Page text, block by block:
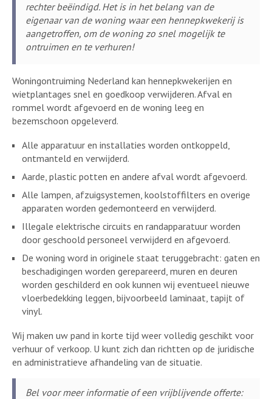
rechter beëindigd. Het is in het belang van de
eigenaar van de woning waar een hennepkwekerij is
aangetroffen, om de woning zo snel mogelijk te
ontruimen en te verhuren!
Woningontruiming Nederland kan hennepkwekerijen en
wietplantages snel en goedkoop verwijderen. Afval en
rommel wordt afgevoerd en de woning leeg en
bezemschoon opgeleverd.
Alle apparatuur en installaties worden ontkoppeld,
ontmanteld en verwijderd.
Aarde, plastic potten en andere afval wordt afgevoerd.
Alle lampen, afzuigsystemen, koolstoffilters en overige
apparaten worden gedemonteerd en verwijderd.
Illegale elektrische circuits en randapparatuur worden
door geschoold personeel verwijderd en afgevoerd.
De woning word in originele staat teruggebracht: gaten en
beschadigingen worden gerepareerd, muren en deuren
worden geschilderd en ook kunnen wij eventueel nieuwe
vloerbedekking leggen, bijvoorbeeld laminaat, tapijt of
vinyl.
Wij maken uw pand in korte tijd weer volledig geschikt voor
verhuur of verkoop. U kunt zich dan richtten op de juridische
en administratieve afhandeling van de situatie.
Bel voor meer informatie of een vrijblijvende offerte: